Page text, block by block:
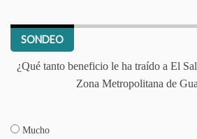
SONDEO
¿Qué tanto beneficio le ha traído a El
Zona Metropolitana de
Mucho